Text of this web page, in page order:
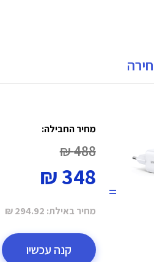
=
מחיר החבילה:
488 ₪
348 ₪
מחיר באילת: 294.92 ₪
קנה עכשיו